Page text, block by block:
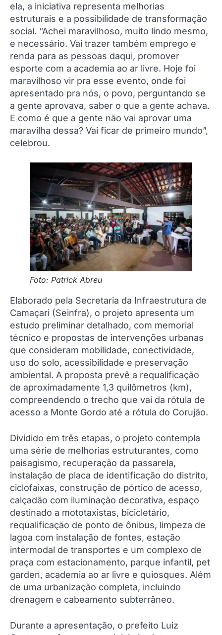
ela, a iniciativa representa melhorias
estruturais e a possibilidade de transformação
social. “Achei maravilhoso, muito lindo mesmo,
e necessário. Vai trazer também emprego e
renda para as pessoas daqui, promover
esporte com a academia ao ar livre. Hoje foi
maravilhoso vir pra esse evento, onde foi
apresentado pra nós, o povo, perguntando se
a gente aprovava, saber o que a gente achava.
E como é que a gente não vai aprovar uma
maravilha dessa? Vai ficar de primeiro mundo”,
celebrou.
Foto: Patrick Abreu
Elaborado pela Secretaria da Infraestrutura de
Camaçari (Seinfra), o projeto apresenta um
estudo preliminar detalhado, com memorial
técnico e propostas de intervenções urbanas
que consideram mobilidade, conectividade,
uso do solo, acessibilidade e preservação
ambiental. A proposta prevê a requalificação
de aproximadamente 1,3 quilômetros (km),
compreendendo o trecho que vai da rótula de
acesso a Monte Gordo até a rótula do Corujão.
Dividido em três etapas, o projeto contempla
uma série de melhorias estruturantes, como
paisagismo, recuperação da passarela,
instalação de placa de identificação do distrito,
ciclofaixas, construção de pórtico de acesso,
calçadão com iluminação decorativa, espaço
destinado a mototaxistas, bicicletário,
requalificação de ponto de ônibus, limpeza de
lagoa com instalação de fontes, estação
intermodal de transportes e um complexo de
praça com estacionamento, parque infantil, pet
garden, academia ao ar livre e quiosques. Além
de uma urbanização completa, incluindo
drenagem e cabeamento subterrâneo.
Durante a apresentação, o prefeito Luiz